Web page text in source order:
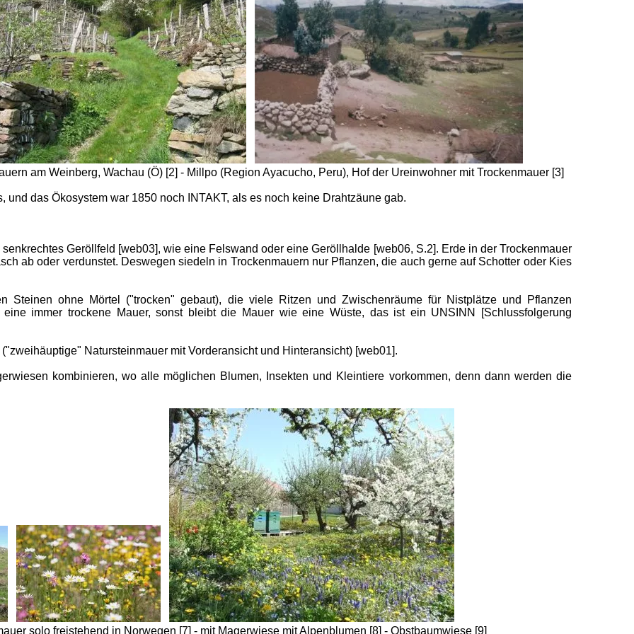
am Weinberg, Wachau (Ö) [2] - Millpo (Region Ayacucho, Peru), Hof der Ureinwohner mit Trockenmauer [3]
das Ökosystem war 1850 noch INTAKT, als es noch keine Drahtzäune gab.
Geröllfeld [web03], wie eine Felswand oder eine Geröllhalde [web06, S.2]. Erde in der Trockenmauer
ab oder verdunstet. Deswegen siedeln in Trockenmauern nur Pflanzen, die auch gerne auf Schotter oder Kies
Steinen ohne Mörtel ("trocken" gebaut), die viele Ritzen und Zwischenräume für Nistplätze und Pflanzen
immer trockene Mauer, sonst bleibt die Mauer wie eine Wüste, das ist ein UNSINN [Schlussfolgerung
Natursteinmauer mit Vorderansicht und Hinteransicht) [web01].
kombinieren, wo alle möglichen Blumen, Insekten und Kleintiere vorkommen, denn dann werden die
solo freistehend in Norwegen [7] - mit Magerwiese mit Alpenblumen [8] - Obstbaumwiese [9]